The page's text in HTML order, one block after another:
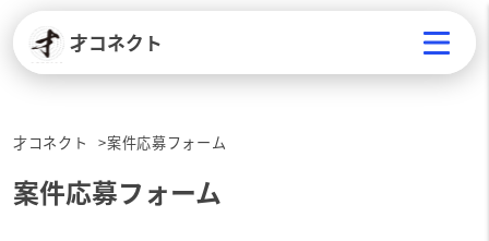
才コネクト
才コネクト 案件応募フォーム
案件応募フォーム